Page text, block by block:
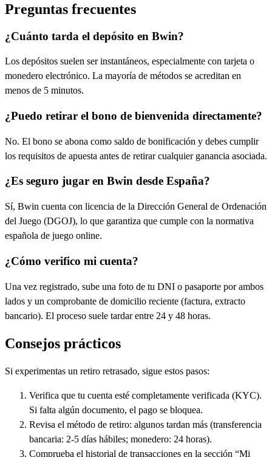
Preguntas frecuentes
¿Cuánto tarda el depósito en Bwin?
Los depósitos suelen ser instantáneos, especialmente con tarjeta o
monedero electrónico. La mayoría de métodos se acreditan en
menos de 5 minutos.
¿Puedo retirar el bono de bienvenida directamente?
No. El bono se abona como saldo de bonificación y debes cumplir
los requisitos de apuesta antes de retirar cualquier ganancia asociada.
¿Es seguro jugar en Bwin desde España?
Sí, Bwin cuenta con licencia de la Dirección General de Ordenación
del Juego (DGOJ), lo que garantiza que cumple con la normativa
española de juego online.
¿Cómo verifico mi cuenta?
Una vez registrado, sube una foto de tu DNI o pasaporte por ambos
lados y un comprobante de domicilio reciente (factura, extracto
bancario). El proceso suele tardar entre 24 y 48 horas.
Consejos prácticos
Si experimentas un retiro retrasado, sigue estos pasos:
Verifica que tu cuenta esté completamente verificada (KYC).
Si falta algún documento, el pago se bloquea.
Revisa el método de retiro: algunos tardan más (transferencia
bancaria: 2-5 días hábiles; monedero: 24 horas).
Comprueba el historial de transacciones en la sección “Mi